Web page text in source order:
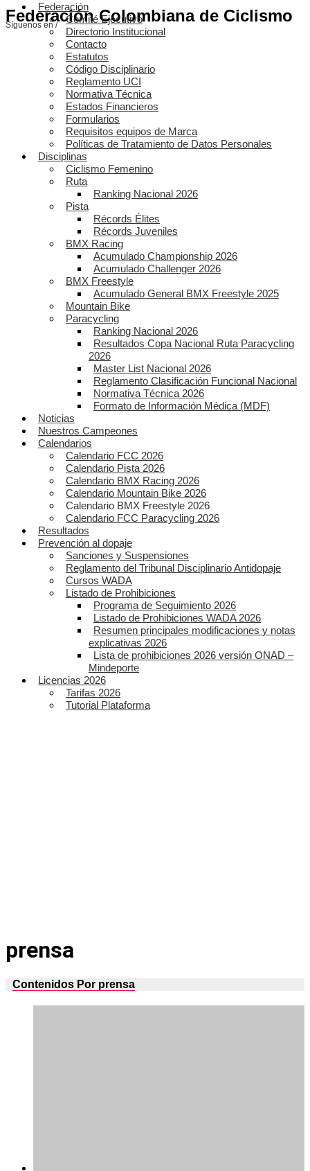
Federación Colombiana de Ciclismo
Síguenos en /
Federación
Comité Ejecutivo
Directorio Institucional
Contacto
Estatutos
Código Disciplinario
Reglamento UCI
Normativa Técnica
Estados Financieros
Formularios
Requisitos equipos de Marca
Políticas de Tratamiento de Datos Personales
Disciplinas
Ciclismo Femenino
Ruta
Ranking Nacional 2026
Pista
Récords Élites
Récords Juveniles
BMX Racing
Acumulado Championship 2026
Acumulado Challenger 2026
BMX Freestyle
Acumulado General BMX Freestyle 2025
Mountain Bike
Paracycling
Ranking Nacional 2026
Resultados Copa Nacional Ruta Paracycling
2026
Master List Nacional 2026
Reglamento Clasificación Funcional Nacional
Normativa Técnica 2026
Formato de Información Médica (MDF)
Noticias
Nuestros Campeones
Calendarios
Calendario FCC 2026
Calendario Pista 2026
Calendario BMX Racing 2026
Calendario Mountain Bike 2026
Calendario BMX Freestyle 2026
Calendario FCC Paracycling 2026
Resultados
Prevención al dopaje
Sanciones y Suspensiones
Reglamento del Tribunal Disciplinario Antidopaje
Cursos WADA
Listado de Prohibiciones
Programa de Seguimiento 2026
Listado de Prohibiciones WADA 2026
Resumen principales modificaciones y notas
explicativas 2026
Lista de prohibiciones 2026 versión ONAD –
Mindeporte
Licencias 2026
Tarifas 2026
Tutorial Plataforma
prensa
Contenidos Por prensa